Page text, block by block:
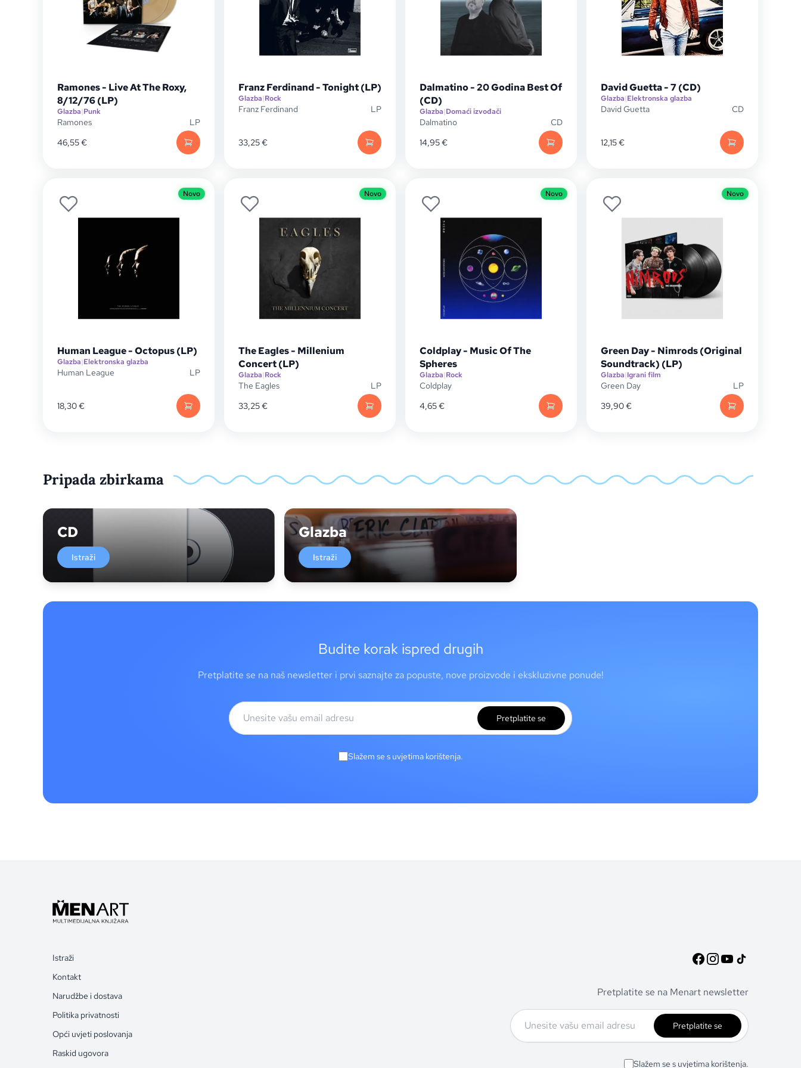
Ramones - Live At The Roxy,
8/12/76 (LP)
Glazba|Punk
Ramones
LP
46,55€
Franz Ferdinand - Tonight (LP)
Glazba|Rock
Franz Ferdinand LP
33,25€
Dalmatino - 20 Godina Best Of
(CD)
Glazba|Domaći izvođači
Dalmatino
CD
14,95€
David Guetta - 7 (CD)
Glazba|Elektronska glazba
David Guetta CD
12,15€
Novo
Human League - Octopus (LP)
Glazba|Elektronska glazba
Human League LP
18,30€
Novo
The Eagles - Millenium
Concert (LP)
Glazba|Rock
The Eagles
LP
33,25€
Novo
Coldplay - Music Of The
Spheres
Glazba|Rock
Coldplay
4,65€
Novo
Green Day - Nimrods (Original
Soundtrack) (LP)
Glazba|Igrani film
Green Day
LP
39,90€
Pripada zbirkama
CD
Istraži
Glazba
Istraži
Budite korak ispred drugih
Pretplatite se na naš newsletter i prvi saznajte za popuste, nove proizvode i ekskluzivne ponude!
Pretplatite se
Slažem se s uvjetima korištenja.
Istraži
Kontakt
Narudžbe i dostava
Politika privatnosti
Opći uvjeti poslovanja
Raskid ugovora
Pretplatite se na Menart newsletter
Pretplatite se
Slažem se s uvjetima korištenja.